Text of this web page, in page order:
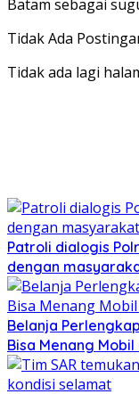
Batam sebagai
Tidak Ada
Tidak ada lagi
Patroli dialogis
dengan
Belanja
Bisa Menang